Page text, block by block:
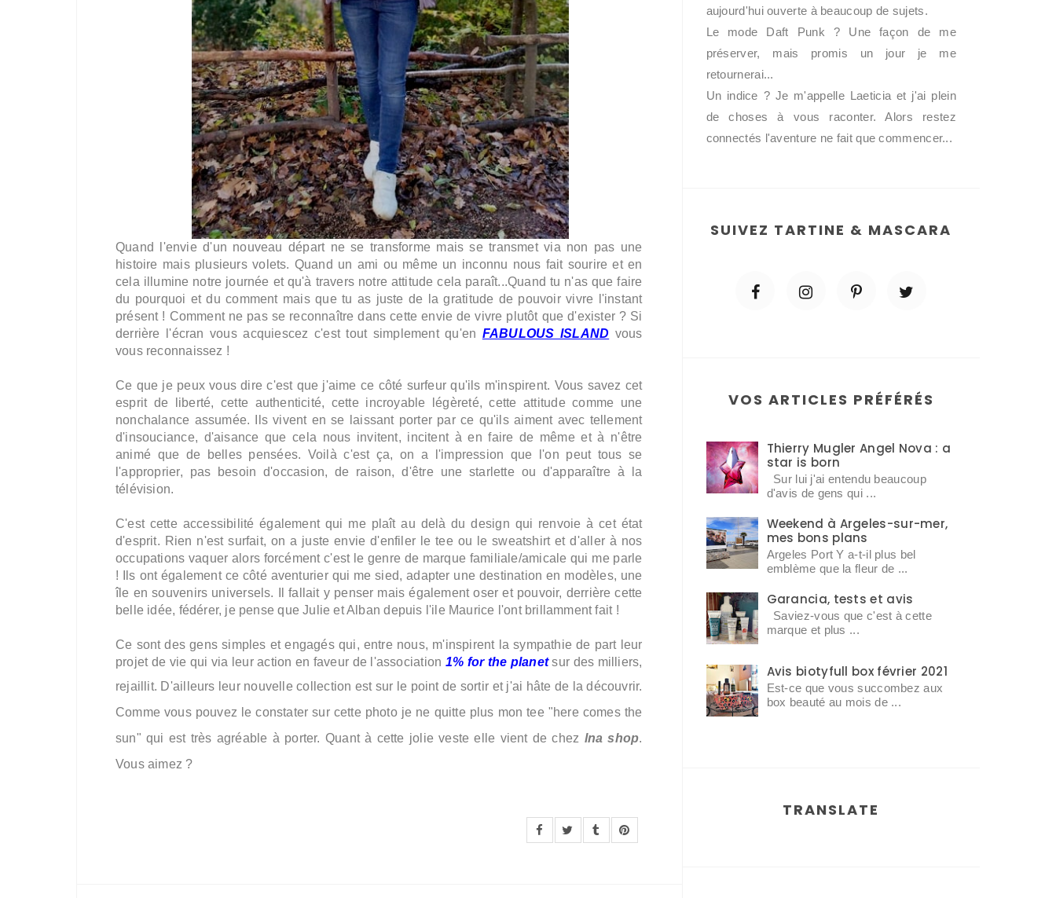
Quand l'envie d'un nouveau départ ne se transforme mais se transmet via non pas une
histoire mais plusieurs volets. Quand un ami ou même un inconnu nous fait sourire et en
cela illumine notre journée et qu'à travers notre attitude cela paraît...Quand tu n'as que faire
du pourquoi et du comment mais que tu as juste de la gratitude de pouvoir vivre l'instant
présent ! Comment ne pas se reconnaître dans cette envie de vivre plutôt que d'exister ? Si
derrière l'écran vous acquiescez c'est tout simplement qu'en FABULOUS ISLAND vous
vous reconnaissez !
Ce que je peux vous dire c'est que j'aime ce côté surfeur qu'ils m'inspirent. Vous savez cet
esprit de liberté, cette authenticité, cette incroyable légèreté, cette attitude comme une
nonchalance assumée. Ils vivent en se laissant porter par ce qu'ils aiment avec tellement
d'insouciance, d'aisance que cela nous invitent, incitent à en faire de même et à n'être
animé que de belles pensées. Voilà c'est ça, on a l'impression que l'on peut tous se
l'approprier, pas besoin d'occasion, de raison, d'être une starlette ou d'apparaître à la
télévision.
C'est cette accessibilité également qui me plaît au delà du design qui renvoie à cet état
d'esprit. Rien n'est surfait, on a juste envie d'enfiler le tee ou le sweatshirt et d'aller à nos
occupations vaquer alors forcément c'est le genre de marque familiale/amicale qui me parle
! Ils ont également ce côté aventurier qui me sied, adapter une destination en modèles, une
île en souvenirs universels. Il fallait y penser mais également oser et pouvoir, derrière cette
belle idée, fédérer, je pense que Julie et Alban depuis l'ile Maurice l'ont brillamment fait !
Ce sont des gens simples et engagés qui, entre nous, m'inspirent la sympathie de part leur
projet de vie qui via leur action en faveur de l'association 1% for the planetsur des milliers,
rejaillit. D'ailleurs leur nouvelle collection est sur le point de sortir et j'ai hâte de la découvrir.
Comme vous pouvez le constater sur cette photo je ne quitte plus mon tee "here comes the
sun" qui est très agréable à porter. Quant à cette jolie veste elle vient de chez lna shop.
Vous aimez ?
aujourd'hui ouverte à beaucoup de sujets.
Le mode Daft Punk ? Une façon de me
préserver, mais promis un jour je me
retournerai...
Un indice ? Je m'appelle Laeticia et j'ai plein
de choses à vous raconter. Alors restez
connectés l'aventure ne fait que commencer...
SUIVEZ TARTINE & MASCARA
VOS ARTICLES PRÉFÉRÉS
Thierry Mugler Angel Nova : a
star is born
Sur lui j'ai entendu beaucoup
d'avis de gens qui ...
Weekend à Argeles-sur-mer,
mes bons plans
Argeles Port Y a-t-il plus bel
emblème que la fleur de ...
Garancia, tests et avis
Saviez-vous que c'est à cette
marque et plus ...
Avis biotyfull box février 2021
Est-ce que vous succombez aux
box beauté au mois de ...
TRANSLATE